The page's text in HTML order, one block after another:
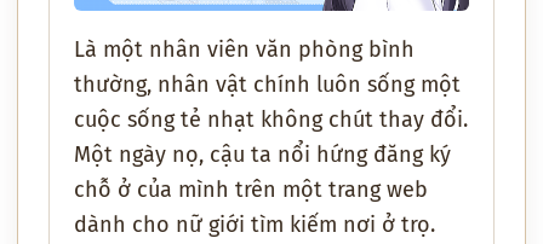
Là một nhân viên văn phòng bình
thường, nhân vật chính luôn sống một
cuộc sống tẻ nhạt không chút thay đổi.
Một ngày nọ, cậu ta nổi hứng đăng ký
chỗ ở của mình trên một trang web
dành cho nữ giới tìm kiếm nơi ở trọ.